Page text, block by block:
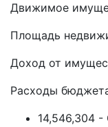
Движимое
Площадь
Доход от
Расходы
14,546,304 -